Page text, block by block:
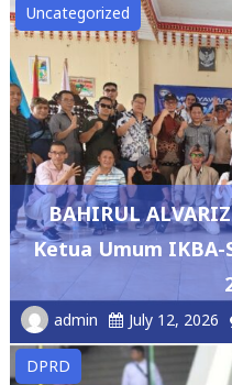
Uncategorized
BAHIRUL
Ketua Umum IKBA-
admin July 12, 2026
DPRD